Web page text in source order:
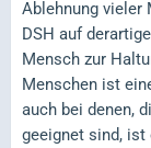
Ablehnung vieler
DSH auf
Mensch zur
Menschen ist
auch bei denen,
geeignet sind, ist